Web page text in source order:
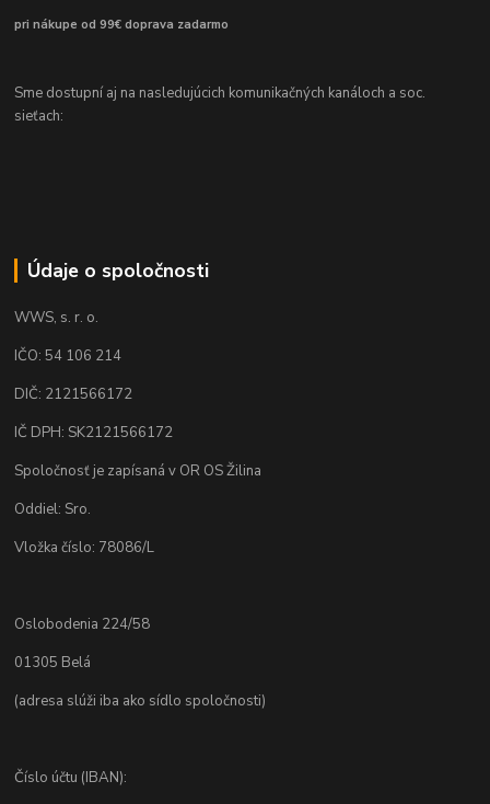
pri nákupe od 99€ doprava zadarmo
Sme dostupní aj na nasledujúcich komunikačných kanáloch a soc.
sieťach:
Údaje o spoločnosti
WWS, s. r. o.
IČO: 54 106 214
DIČ: 2121566172
IČ DPH: SK2121566172
Spoločnosť je zapísaná v OR OS Žilina
Oddiel: Sro.
Vložka číslo: 78086/L
Oslobodenia 224/58
01305 Belá
(adresa slúži iba ako sídlo spoločnosti)
Číslo účtu (IBAN):